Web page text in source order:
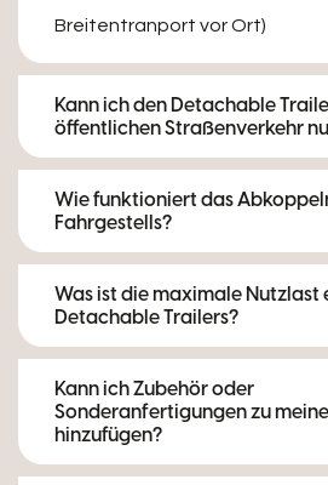
Breitentranport vor Ort)
Kann ich den Detachable
öffentlichen Straßenverkehr
Wie funktioniert das
Fahrgestells?
Was ist die maximale Nutzlast
Detachable Trailers?
Kann ich Zubehör oder
Sonderanfertigungen zu
hinzufügen?